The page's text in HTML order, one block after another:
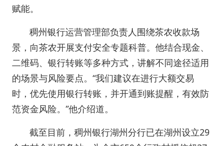
赋能。
稠州银行运营管理部负责人围绕茶农收款场
景，向茶农开展支付安全专题科普。他结合现金、
二维码、银行转账等多种方式，讲解不同途径适用
的场景与风险要点。“我们建议在进行大额交易
时，优先使用银行转账，并开通到账提醒，有效防
范资金风险。”他介绍道。
截至目前，稠州银行湖州分行已在湖州设立29